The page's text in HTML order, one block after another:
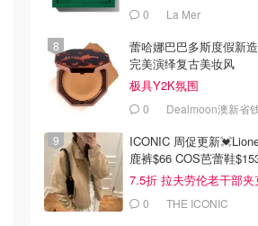
0 La Mer
蕾哈娜巴巴多斯度假新造
完美演绎复古美妆风
极具Y2K氛围
0 Dealmoon澳新省
ICONIC 周促更新
鹿裤$66 COS芭蕾鞋
7.5折 拉夫劳伦老干部夹
$4190 THE ICONIC